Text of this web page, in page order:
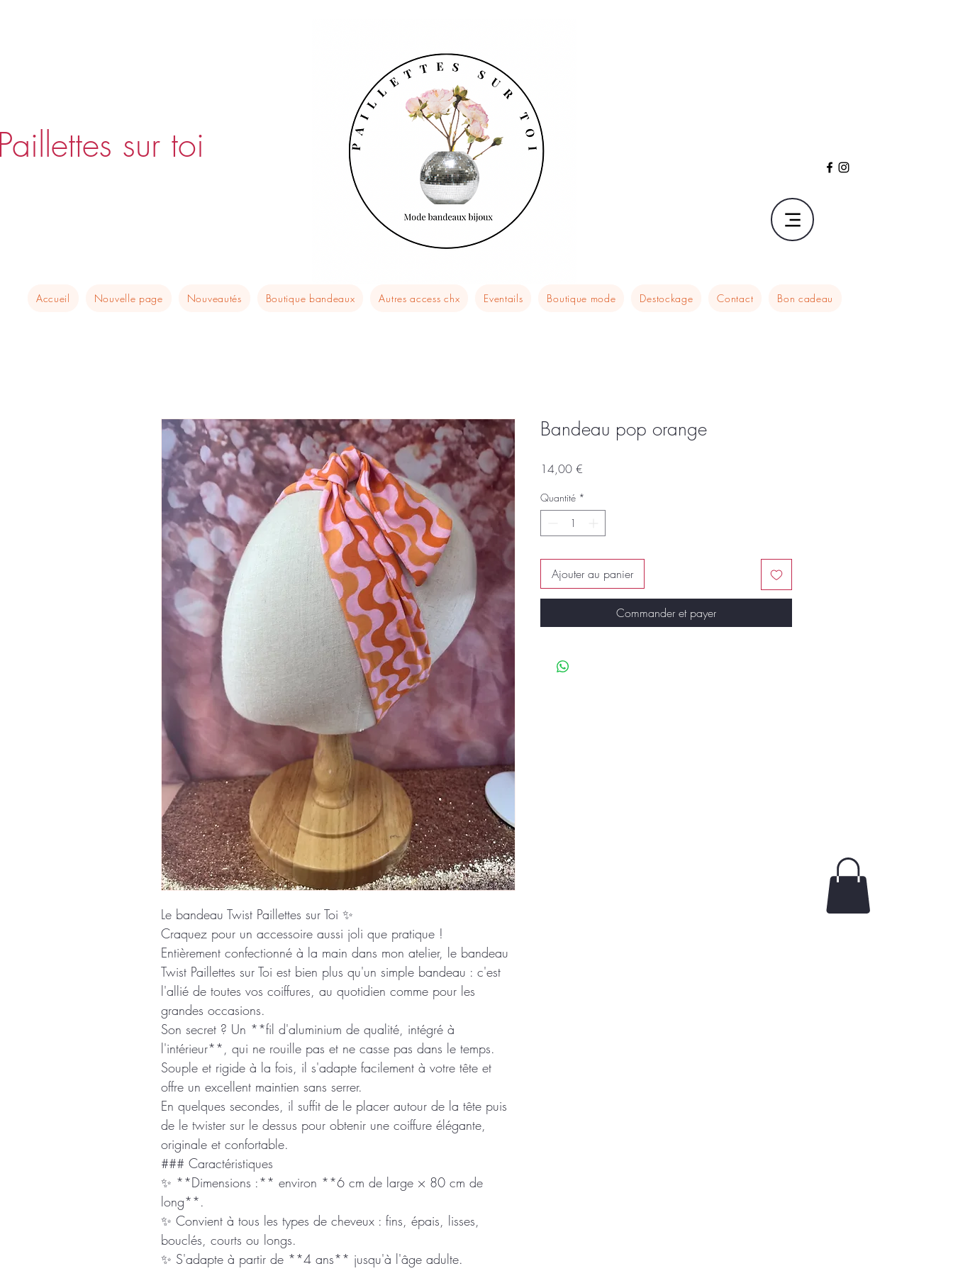
sur toi
Accueil Nouvelle page Nouveautés Boutique bandeaux Autres access chx Eventails Boutique mode Destockage Contact Bon cadeau
Le bandeau Twist Paillettes sur Toi ✨
Craquez pour un accessoire aussi joli que pratique !
Entièrement confectionné à la main dans mon atelier, le bandeau
Twist Paillettes sur Toi est bien plus qu'un simple bandeau : c'est
l'allié de toutes vos coiffures, au quotidien comme pour les
grandes occasions.
Son secret ? Un **fil d'aluminium de qualité, intégré à
l'intérieur**, qui ne rouille pas et ne casse pas dans le temps.
Souple et rigide à la fois, il s'adapte facilement à votre tête et
offre un excellent maintien sans serrer.
En quelques secondes, il suffit de le placer autour de la tête puis
de le twister sur le dessus pour obtenir une coiffure élégante,
originale et confortable.
### Caractéristiques
✨ **Dimensions :** environ **6 cm de large × 80 cm de
long**.
✨ Convient à tous les types de cheveux : fins, épais, lisses,
bouclés, courts ou longs.
✨ S'adapte à partir de **4 ans** jusqu'à l'âge adulte.
Bandeau pop orange
14,00 €
Quantité *
Ajouter au panier
Commander et payer